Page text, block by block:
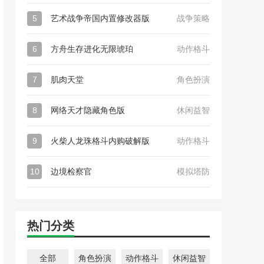
5 艺术战争帝国内置修改器版 战争策略
6 方舟生存进化无限琥珀 动作格斗
7 肌肉天堂 角色扮演
8 网络天才隐藏角色版 休闲益智
9 火柴人龙珠格斗内购破解版 动作格斗
10 边境检察官 模拟塔防
热门分类
全部 角色扮演 动作格斗 休闲益智